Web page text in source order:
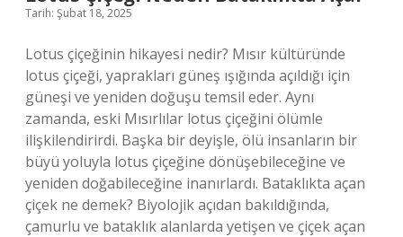
Tarih: Şubat 18, 2025
Lotus çiçeğinin hikayesi nedir? Mısır kültüründe
lotus çiçeği, yaprakları güneş ışığında açıldığı için
güneşi ve yeniden doğuşu temsil eder. Aynı
zamanda, eski Mısırlılar lotus çiçeğini ölümle
ilişkilendirirdi. Başka bir deyişle, ölü insanların bir
büyü yoluyla lotus çiçeğine dönüşebileceğine ve
yeniden doğabileceğine inanırlardı. Bataklıkta açan
çiçek ne demek? Biyolojik açıdan bakıldığında,
çamurlu ve bataklık alanlarda yetişen ve çiçek açan